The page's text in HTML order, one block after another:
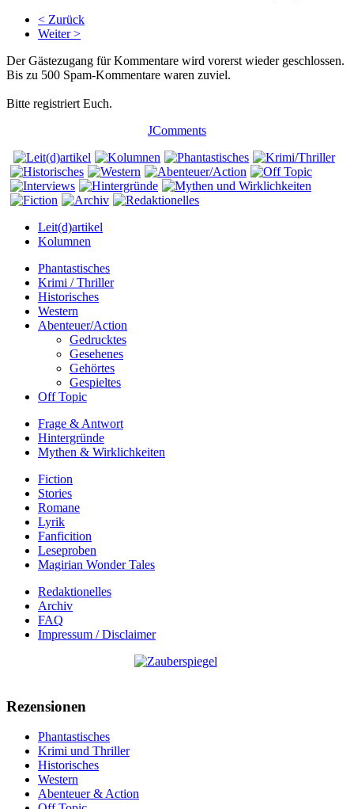
< Zurück
Weiter >
Der Gästezugang für Kommentare wird vorerst wieder geschlossen.
Bis zu 500 Spam-Kommentare waren zuviel.
Bitte registriert Euch.
JComments
Leit(d)artikel
Kolumnen
Phantastisches
Krimi / Thriller
Historisches
Western
Abenteuer/Action
Gedrucktes
Gesehenes
Gehörtes
Gespieltes
Off Topic
Frage & Antwort
Hintergründe
Mythen & Wirklichkeiten
Fiction
Stories
Romane
Lyrik
Fanficition
Leseproben
Magirian Wonder Tales
Redaktionelles
Archiv
FAQ
Impressum / Disclaimer
Rezensionen
Phantastisches
Krimi und Thriller
Historisches
Western
Abenteuer & Action